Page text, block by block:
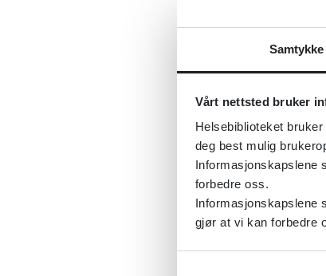
Samtykke
Vårt nettsted bruker
Helsebiblioteket
deg best mulig
Informasjonskapslene
forbedre oss.
Informasjonskapslene
gjør at vi kan forbedre